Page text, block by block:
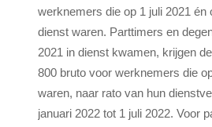
werknemers die op 1 juli 2021 én
dienst waren. Parttimers en
2021 in dienst kwamen, krijgen
800 bruto voor werknemers die
waren, naar rato van hun
januari 2022 tot 1 juli 2022. Voor